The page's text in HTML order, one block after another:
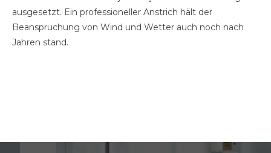
ausgesetzt. Ein professioneller Anstrich hält der
Beanspruchung von Wind und Wetter auch noch nach
Jahren stand.